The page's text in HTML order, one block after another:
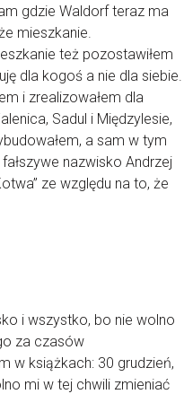
gdzie Waldorf teraz ma
mieszkanie.
też pozostawiłem
dla kogoś a nie dla siebie.
i zrealizowałem dla
Sadul i Międzylesie,
a sam w tym
nazwisko Andrzej
ze względu na to, że
i wszystko, bo nie wolno
za czasów
w książkach: 30 grudzień,
mi w tej chwili zmieniać